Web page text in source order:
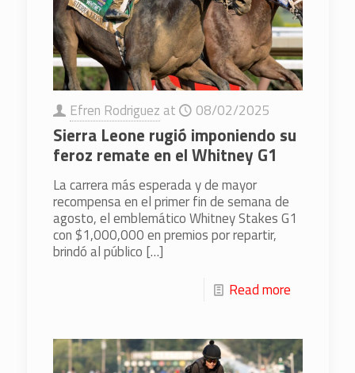
Efren Rodriguez at 08/02/2025
Sierra Leone rugió imponiendo su
feroz remate en el Whitney G1
La carrera más esperada y de mayor
recompensa en el primer fin de semana de
agosto, el emblemático Whitney Stakes G1
con $1,000,000 en premios por repartir,
brindó al público […]
Read more